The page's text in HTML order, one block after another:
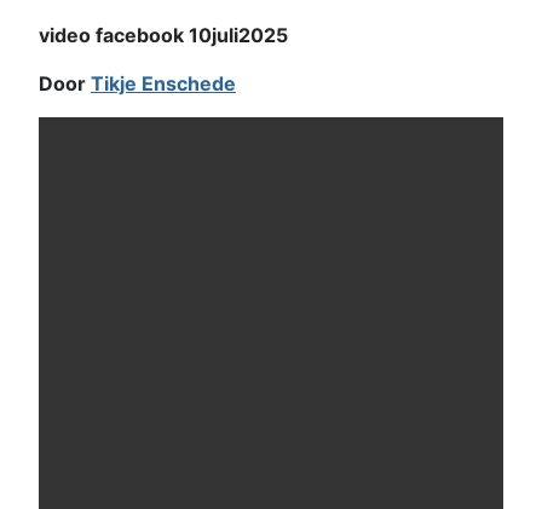
video facebook 10juli2025
Door Tikje Enschede